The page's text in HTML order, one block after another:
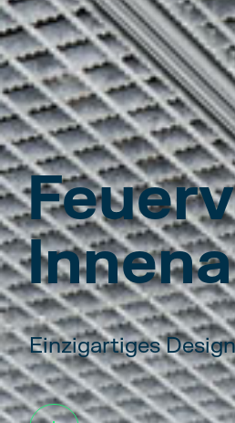
Einzigartiges Design